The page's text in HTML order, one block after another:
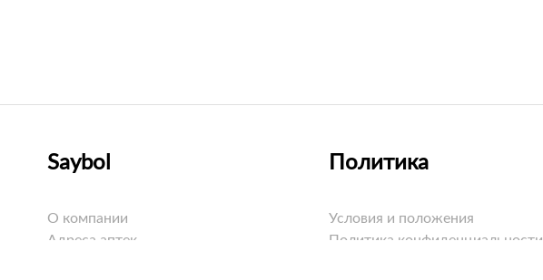
Saybol
О компании
Адреса аптек
Политика
Условия и положения
Политика конфиденциальности